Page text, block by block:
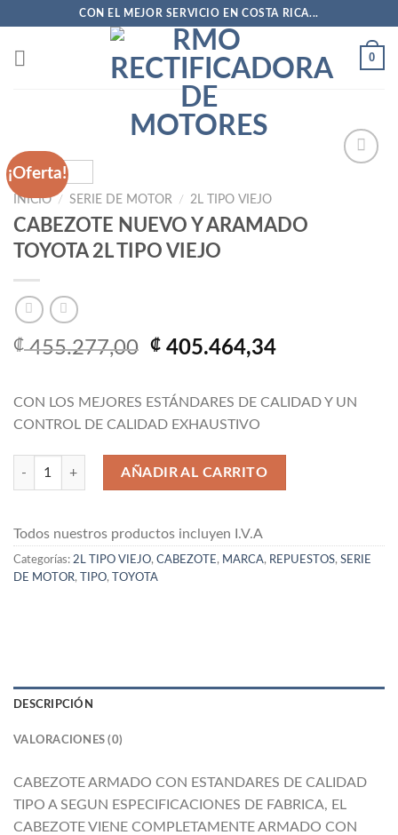
contenido
CON EL MEJOR SERVICIO EN COSTA RICA...
0
¡Oferta!
INICIO / SERIE DE MOTOR / 2L TIPO VIEJO
CABEZOTE NUEVO Y ARAMADO
TOYOTA 2L TIPO VIEJO
₡455.277,00 El
original
era:
₡ 455.277,00.
₡ 405.464,34El
es:
CON LOS MEJORES ESTÁNDARES DE CALIDAD Y UN
CONTROL DE CALIDAD EXHAUSTIVO
CABEZOTE NUEVO Y ARAMADO TOYOTA 2L TIPO VIEJO cantidad
AÑADIR AL CARRITO
Todos nuestros productos incluyen I.V.A
Categorías: 2L TIPO VIEJO, CABEZOTE , MARCA, REPUESTOS, SERIE
DE MOTOR, TIPO, TOYOTA
DESCRIPCIÓN
VALORACIONES (0)
CABEZOTE ARMADO CON ESTANDARES DE CALIDAD
TIPO A SEGUN ESPECIFICACIONES DE FABRICA, EL
CABEZOTE VIENE COMPLETAMENTE ARMADO CON